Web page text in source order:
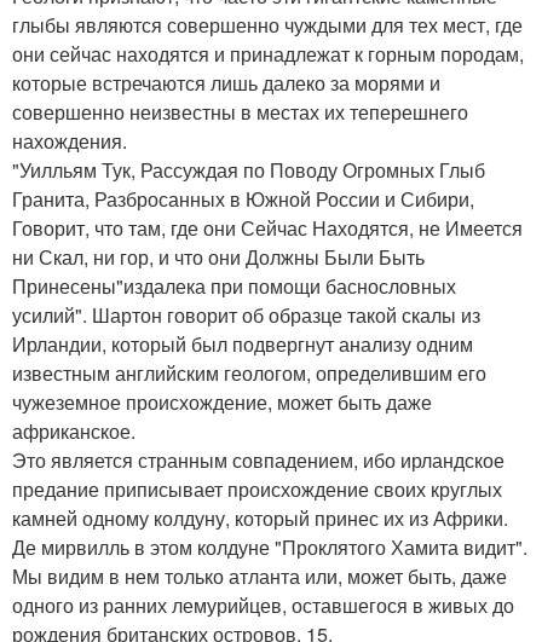
глыбы являются совершенно чуждыми для тех мест, где
они сейчас находятся и принадлежат к горным породам,
которые встречаются лишь далеко за морями и
совершенно неизвестны в местах их теперешнего
нахождения.
"Уилльям Тук, Рассуждая по Поводу Огромных Глыб
Гранита, Разбросанных в Южной России и Сибири,
Говорит, что там, где они Сейчас Находятся, не Имеется
ни Скал, ни гор, и что они Должны Были Быть
Принесены"издалека при помощи баснословных
усилий". Шартон говорит об образце такой скалы из
Ирландии, который был подвергнут анализу одним
известным английским геологом, определившим его
чужеземное происхождение, может быть даже
африканское.
Это является странным совпадением, ибо ирландское
предание приписывает происхождение своих круглых
камней одному колдуну, который принес их из Африки.
Де мирвилль в этом колдуне "Проклятого Хамита видит".
Мы видим в нем только атланта или, может быть, даже
одного из ранних лемурийцев, оставшегося в живых до
рождения британских островов. 15.